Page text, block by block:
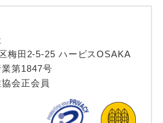
梅田2-5-25 ハービスOSAKA
第1847号
協会正会員